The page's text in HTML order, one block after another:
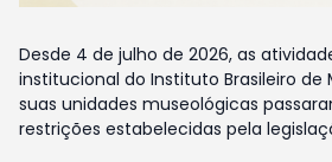
Desde 4 de julho de 2026, as
institucional do Instituto Brasileiro de
suas unidades museológicas
restrições estabelecidas pela